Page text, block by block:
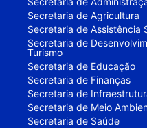
Secretaria de Agricultura
Secretaria de Assistência
Secretaria de
Turismo
Secretaria de Educação
Secretaria de Finanças
Secretaria de
Secretaria de Meio
Secretaria de Saúde